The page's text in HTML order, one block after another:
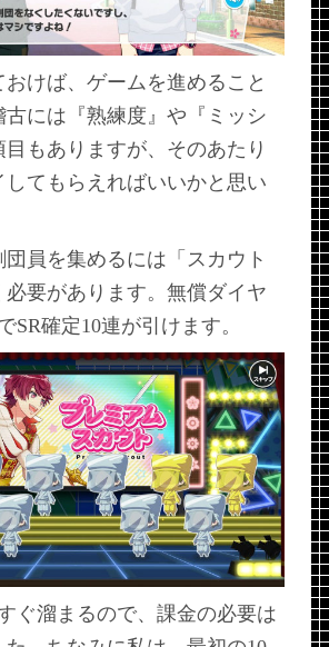
けば、ゲームを進めること
古には『熟練度』や『ミッシ
目もありますが、そのあたり
してもらえればいいかと思い
員を集めるには「スカウト
必要があります。無償ダイヤ
SR確定10連が引けます。
ぐ溜まるので、課金の必要は